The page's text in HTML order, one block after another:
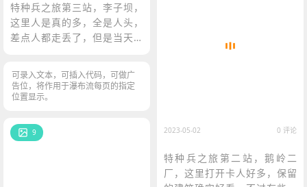
特种兵之旅第三站，李子坝，
这里人是真的多，全是人头，
差点人都走丢了，但是当天全
般，就当记录了。
2023-05-02 0 评论
特种兵之旅第二站，鹅岭二
厂，这里打开卡人好多，保留
可录入文本，可插入代码，可做广
告位，将作用于瀑布流每页的指定
位置显示。
9